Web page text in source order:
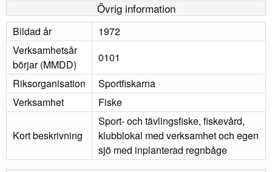
Övrig information
Bildad år
1972
Verksamhetsår
börjar (MMDD)
0101
Riksorganisation
Sportfiskarna
Verksamhet
Fiske
Kort beskrivning
Sport- och tävlingsfiske, fiskevård,
klubblokal med verksamhet och egen
sjö med inplanterad regnbåge